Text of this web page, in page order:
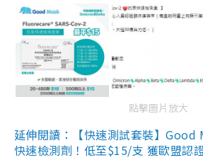
點擊圖片放大
延伸閱讀：【快速測試套裝】Good
快速檢測劑！低至$15/支 獲歐盟認